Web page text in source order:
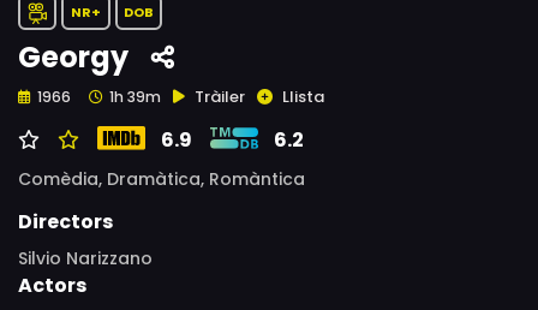
NR+ DOB
Georgy
1966 1h 39m Tràiler Llista
6.9 6.2
Comèdia, Dramàtica, Romàntica
Directors
Silvio Narizzano
Actors